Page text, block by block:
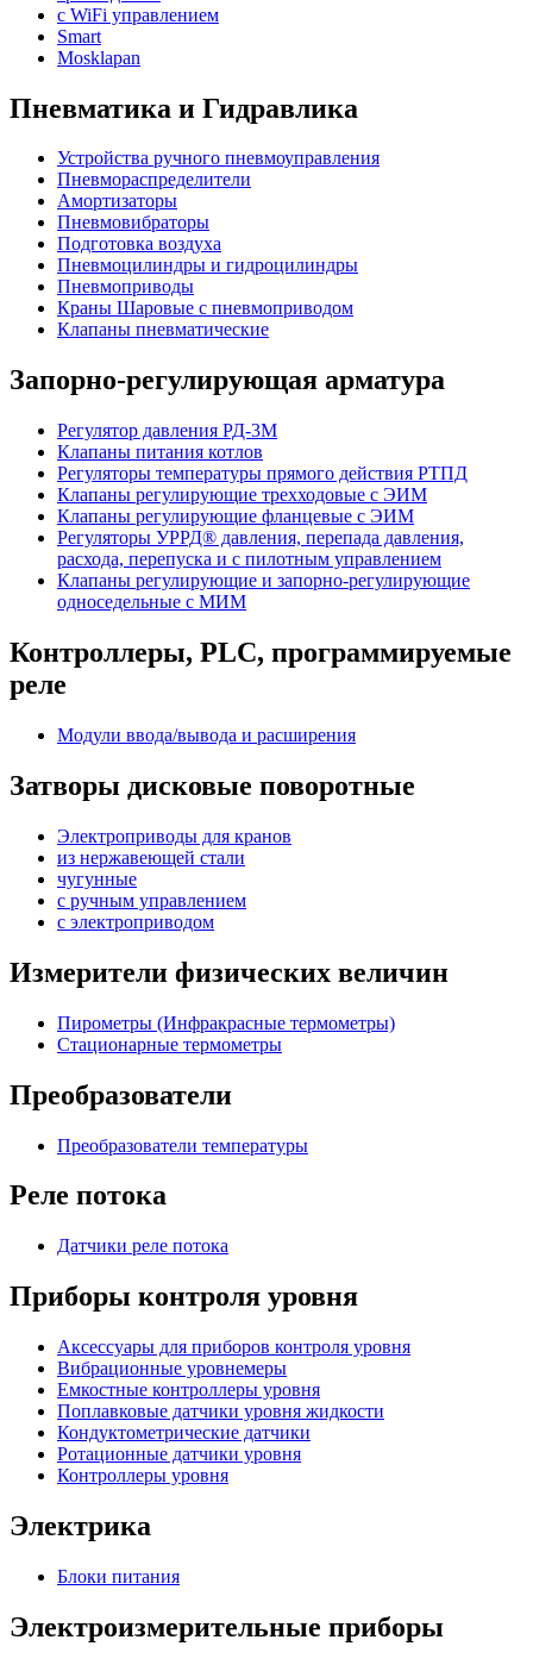
с WiFi управлением
Smart
Mosklapan
Пневматика и Гидравлика
Устройства ручного пневмоуправления
Пневмораспределители
Амортизаторы
Пневмовибраторы
Подготовка воздуха
Пневмоцилиндры и гидроцилиндры
Пневмоприводы
Краны Шаровые с пневмоприводом
Клапаны пневматические
Запорно-регулирующая арматура
Регулятор давления РД-3М
Клапаны питания котлов
Регуляторы температуры прямого действия РТПД
Клапаны регулирующие трехходовые с ЭИМ
Клапаны регулирующие фланцевые с ЭИМ
Регуляторы УРРД® давления, перепада давления,
расхода, перепуска и с пилотным управлением
Клапаны регулирующие и запорно-регулирующие
односедельные с МИМ
Контроллеры, PLС, программируемые
реле
Модули ввода/вывода и расширения
Затворы дисковые поворотные
Электроприводы для кранов
из нержавеющей стали
чугунные
с ручным управлением
c электроприводом
Измерители физических величин
Пирометры (Инфракрасные термометры)
Стационарные термометры
Преобразователи
Преобразователи температуры
Реле потока
Датчики реле потока
Приборы контроля уровня
Аксессуары для приборов контроля уровня
Вибрационные уровнемеры
Емкостные контроллеры уровня
Поплавковые датчики уровня жидкости
Кондуктометрические датчики
Ротационные датчики уровня
Контроллеры уровня
Электрика
Блоки питания
Электроизмерительные приборы